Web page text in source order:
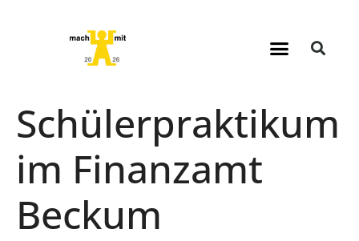
Schülerpraktikum
im Finanzamt
Beckum